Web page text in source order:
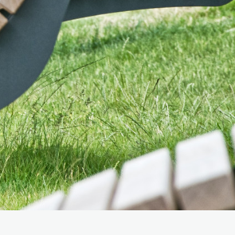
Downloads
5711|E‑Mail:info@stausberg.at